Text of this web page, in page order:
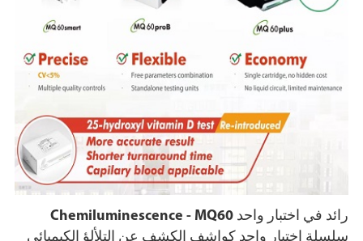
رائد في اختبار واحد Chemiluminescence - MQ60
سلسلة اختبار واحد كواشف الكشف عن التلألؤ الكيميائي